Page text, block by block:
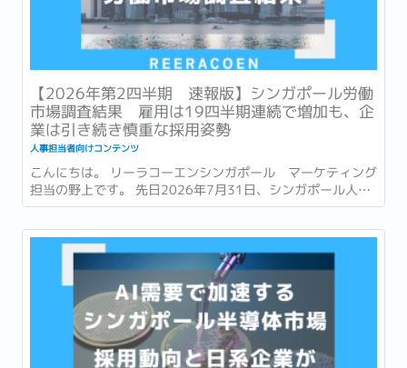
【2026年第2四半期 速報版】シンガポール労働
市場調査結果 雇用は19四半期連続で増加も、企
業は引き続き慎重な採用姿勢
人事担当者向けコンテンツ
こんにちは。 リーラコーエンシンガポール マーケティング
担当の野上です。 先日2026年7月31日、シンガポール人材
開発省 (Ministry of Manpower : 以降MOM) は、2026年第
2四半期 (4~6月) の労働市場速報 (Labour Market
Advance...